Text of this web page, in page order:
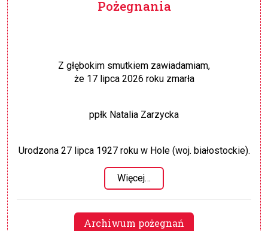
Pożegnania
Z głębokim smutkiem zawiadamiam,
że 17 lipca 2026 roku zmarła
ppłk Natalia Zarzycka
Urodzona 27 lipca 1927 roku w Hole (woj. białostockie).
Więcej…
Archiwum pożegnań